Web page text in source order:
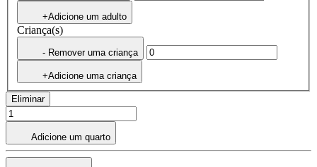
+Adicione um adulto
Criança(s)
- Remover uma criança
+Adicione uma criança
Eliminar
Adicione um quarto